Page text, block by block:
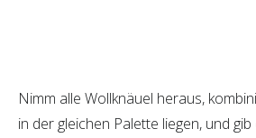
Nimm alle Wollknäuel heraus,
in der gleichen Palette liegen, und